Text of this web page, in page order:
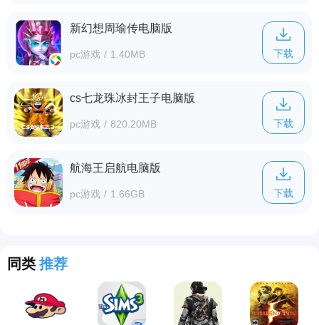
新幻想周瑜传电脑版
pc游戏 / 1.40MB 下载
cs七龙珠冰封王子电脑版
pc游戏 / 820.20MB 下载
航海王启航电脑版
pc游戏 / 1.66GB 下载
同类 推荐